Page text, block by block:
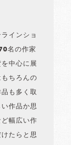
インショ
名の作家
中心に展
ちろんの
も多く取
作品か思
幅広い作
たらと思